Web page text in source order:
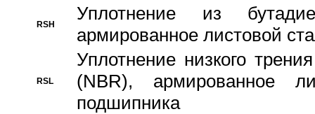
RSH
Уплотнение из
армированное листовой
RSL
Уплотнение низкого
(NBR), армированное
подшипника